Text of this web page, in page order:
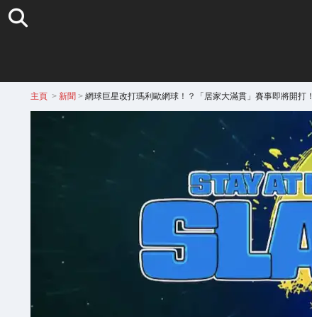
主頁 > 新聞 > 網球巨星改打瑪利歐網球！？「居家大滿貫」賽事即將開打！